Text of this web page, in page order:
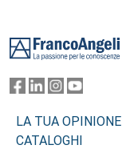
LA TUA OPINIONE
CATALOGHI